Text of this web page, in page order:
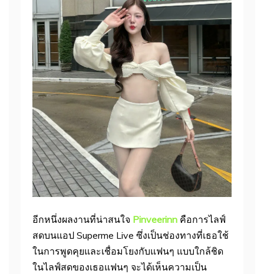
อีกหนึ่งผลงานที่น่าสนใจ Pinveerinn คือการไลฟ์
สดบนแอป Superme Live ซึ่งเป็นช่องทางที่เธอใช้
ในการพูดคุยและเชื่อมโยงกับแฟนๆ แบบใกล้ชิด
ในไลฟ์สดของเธอแฟนๆ จะได้เห็นความเป็น